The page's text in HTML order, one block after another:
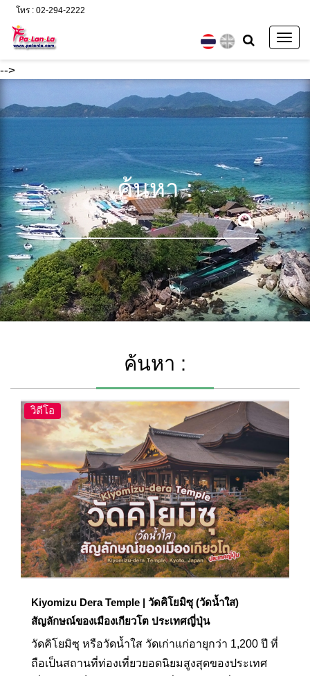
-->
โทร : 02-294-2222
ค้นหา :
ค้นหา :
วิดีโอ
Kiyomizu Dera Temple | วัดคิโยมิซุ (วัดน้ำใส)
สัญลักษณ์ของเมืองเกียวโต ประเทศญี่ปุ่น
วัดคิโยมิซุ หรือวัดน้ำใส วัดเก่าแก่อายุกว่า 1,200 ปี ที่
ถือเป็นสถานที่ท่องเที่ยวยอดนิยมสูงสุดของประเทศ